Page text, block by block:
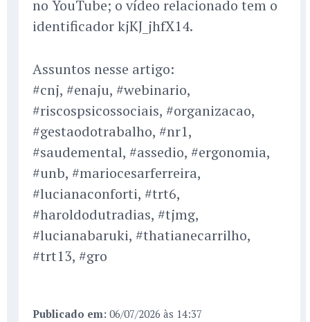
no YouTube; o vídeo relacionado tem o
identificador kjKJ_jhfX14.
Assuntos nesse artigo:
#cnj, #enaju, #webinario,
#riscospsicossociais, #organizacao,
#gestaodotrabalho, #nr1,
#saudemental, #assedio, #ergonomia,
#unb, #mariocesarferreira,
#lucianaconforti, #trt6,
#haroldodutradias, #tjmg,
#lucianabaruki, #thatianecarrilho,
#trt13, #gro
Publicado em: 06/07/2026 às 14:37